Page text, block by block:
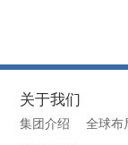
关于我们
集团介绍 全球布